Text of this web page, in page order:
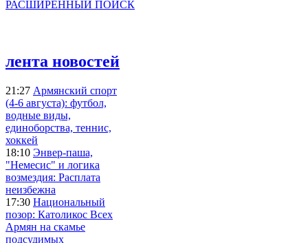
РАСШИРЕННЫЙ ПОИСК
лента новостей
21:27 Армянский спорт
(4-6 августа): футбол,
водные виды,
единоборства, теннис,
хоккей
18:10 Энвер-паша,
"Немесис" и логика
возмездия: Расплата
неизбежна
17:30 Национальный
позор: Католикос Всех
Армян на скамье
подсудимых